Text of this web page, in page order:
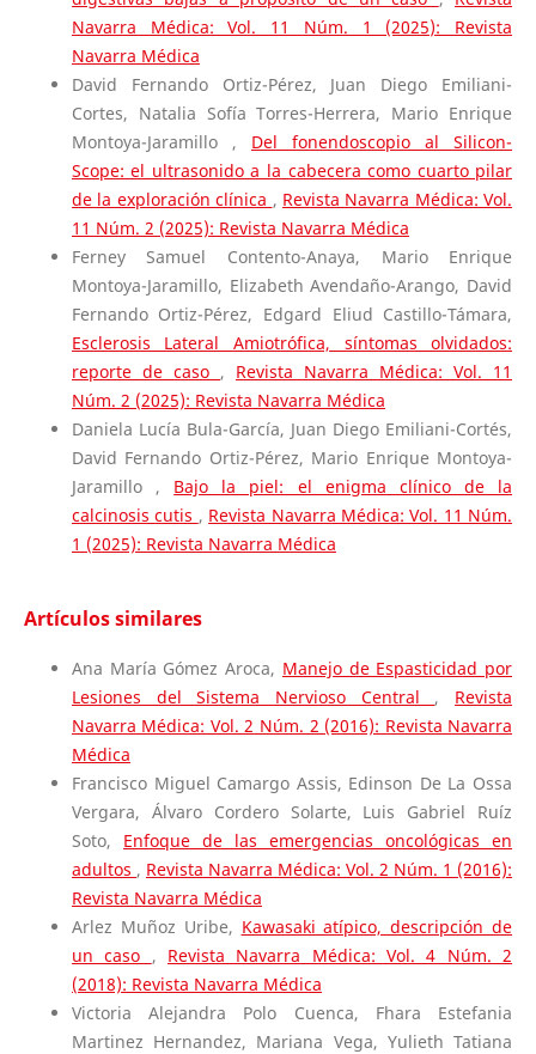
Navarra Médica: Vol. 11 Núm. 1 (2025): Revista
Navarra Médica
David Fernando Ortiz-Pérez, Juan Diego Emiliani-
Cortes, Natalia Sofía Torres-Herrera, Mario Enrique
Montoya-Jaramillo , Del fonendoscopio al Silicon-
Scope: el ultrasonido a la cabecera como cuarto pilar
de la exploración clínica , Revista Navarra Médica: Vol.
11 Núm. 2 (2025): Revista Navarra Médica
Ferney Samuel Contento-Anaya, Mario Enrique
Montoya-Jaramillo, Elizabeth Avendaño-Arango, David
Fernando Ortiz-Pérez, Edgard Eliud Castillo-Támara,
Esclerosis Lateral Amiotrófica, síntomas olvidados:
reporte de caso , Revista Navarra Médica: Vol. 11
Núm. 2 (2025): Revista Navarra Médica
Daniela Lucía Bula-García, Juan Diego Emiliani-Cortés,
David Fernando Ortiz-Pérez, Mario Enrique Montoya-
Jaramillo , Bajo la piel: el enigma clínico de la
calcinosis cutis , Revista Navarra Médica: Vol. 11 Núm.
1 (2025): Revista Navarra Médica
Artículos similares
Ana María Gómez Aroca, Manejo de Espasticidad por
Lesiones del Sistema Nervioso Central , Revista
Navarra Médica: Vol. 2 Núm. 2 (2016): Revista Navarra
Médica
Francisco Miguel Camargo Assis, Edinson De La Ossa
Vergara, Álvaro Cordero Solarte, Luis Gabriel Ruíz
Soto, Enfoque de las emergencias oncológicas en
adultos , Revista Navarra Médica: Vol. 2 Núm. 1 (2016):
Revista Navarra Médica
Arlez Muñoz Uribe, Kawasaki atípico, descripción de
un caso , Revista Navarra Médica: Vol. 4 Núm. 2
(2018): Revista Navarra Médica
Victoria Alejandra Polo Cuenca, Fhara Estefania
Martinez Hernandez, Mariana Vega, Yulieth Tatiana